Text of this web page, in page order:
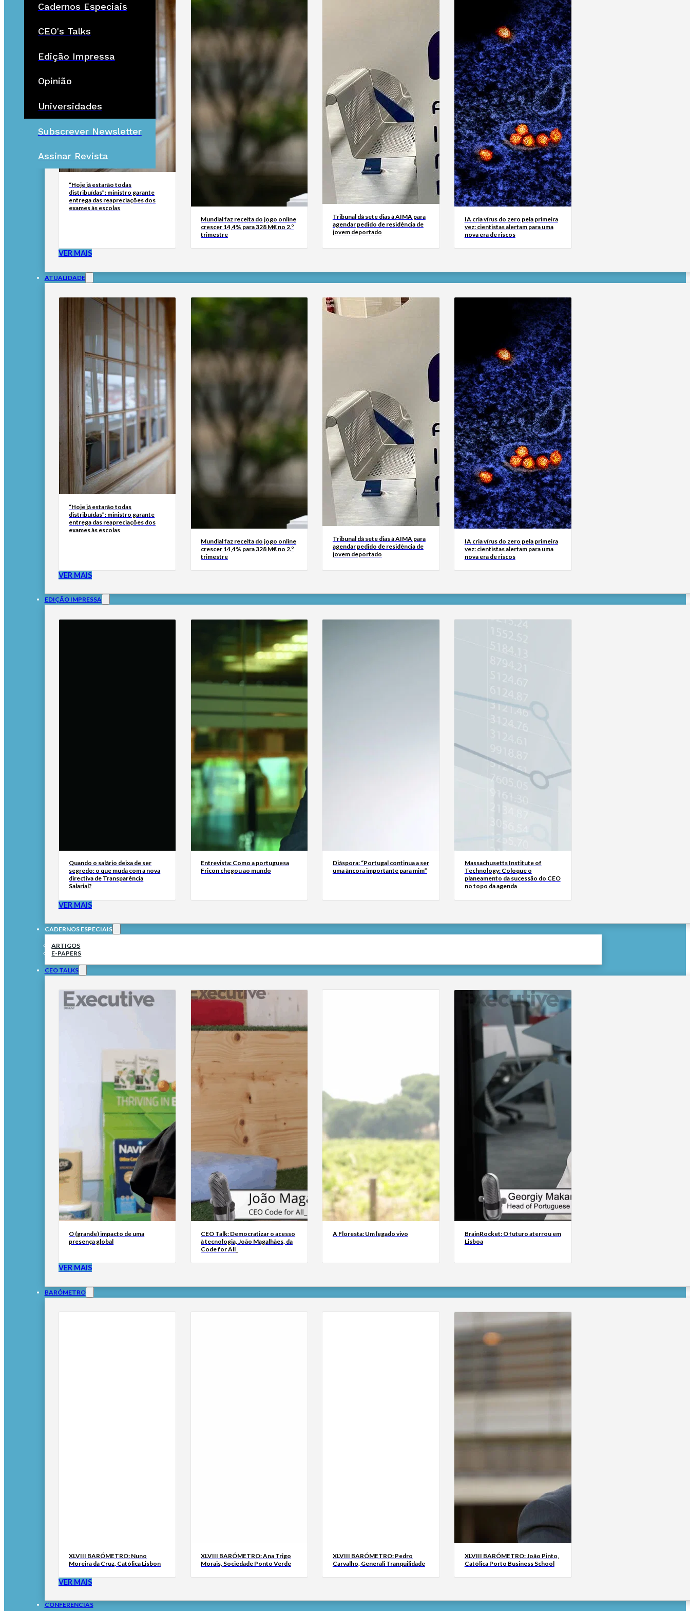
Cadernos Especiais
CEO's Talks
Edição Impressa
Opinião
Universidades
Subscrever Newsletter
Assinar Revista
“Hoje já estarão todas
distribuídas”: ministro garante
entrega das reapreciações dos
exames às escolas
Mundial faz receita do jogo online
crescer 14,4% para 328 M€ no 2.º
trimestre
Tribunal dá sete dias à AIMA para
agendar pedido de residência de
jovem deportado
IA cria vírus do zero pela primeira
vez: cientistas alertam para uma
nova era de riscos
VER MAIS
ATUALIDADE
“Hoje já estarão todas
distribuídas”: ministro garante
entrega das reapreciações dos
exames às escolas
Mundial faz receita do jogo online
crescer 14,4% para 328 M€ no 2.º
trimestre
Tribunal dá sete dias à AIMA para
agendar pedido de residência de
jovem deportado
IA cria vírus do zero pela primeira
vez: cientistas alertam para uma
nova era de riscos
VER MAIS
EDIÇÃO IMPRESSA
Quando o salário deixa de ser
segredo: o que muda com a nova
directiva de Transparência
Salarial?
Entrevista: Como a portuguesa
Fricon chegou ao mundo
Diáspora: “Portugal continua a ser
uma âncora importante para mim”
Massachusetts Institute of
Technology: Coloque o
planeamento da sucessão do CEO
no topo da agenda
VER MAIS
CADERNOS ESPECIAIS
ARTIGOS
E-PAPERS
CEO TALKS
O (grande) impacto de uma
presença global
CEO Talk: Democratizar o acesso
à tecnologia, João Magalhães, da
Code for All_
A Floresta: Um legado vivo
BrainRocket: O futuro aterrou em
Lisboa
VER MAIS
BARÓMETRO
XLVIII BARÓMETRO: Nuno
Moreira da Cruz, Católica Lisbon
XLVIII BARÓMETRO: Ana Trigo
Morais, Sociedade Ponto Verde
XLVIII BARÓMETRO: Pedro
Carvalho, Generali Tranquilidade
XLVIII BARÓMETRO: João Pinto,
Católica Porto Business School
VER MAIS
CONFERÊNCIAS